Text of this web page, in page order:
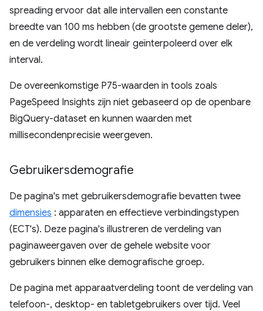
spreading ervoor dat alle intervallen een constante
breedte van 100 ms hebben (de grootste gemene deler),
en de verdeling wordt lineair geïnterpoleerd over elk
interval.
De overeenkomstige P75-waarden in tools zoals
PageSpeed ​​Insights zijn niet gebaseerd op de openbare
BigQuery-dataset en kunnen waarden met
millisecondenprecisie weergeven.
Gebruikersdemografie
De pagina's met gebruikersdemografie bevatten twee
dimensies : apparaten en effectieve verbindingstypen
(ECT's). Deze pagina's illustreren de verdeling van
paginaweergaven over de gehele website voor
gebruikers binnen elke demografische groep.
De pagina met apparaatverdeling toont de verdeling van
telefoon-, desktop- en tabletgebruikers over tijd. Veel